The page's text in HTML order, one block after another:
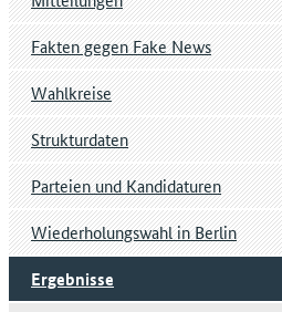
Fakten gegen Fake News
Wahlkreise
Strukturdaten
Parteien und Kandidaturen
Wiederholungswahl in Berlin
Ergebnisse